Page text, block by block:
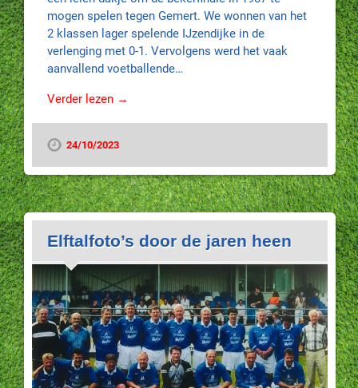
mogen spelen tegen Gemert. We wonnen van het
2 klassen lager spelende IJzendijke in de
verlenging met 0-1. Vervolgens werd het vaak
aanvallend voetballende…
Verder lezen →
24/10/2023
Elftalfoto’s door de jaren heen